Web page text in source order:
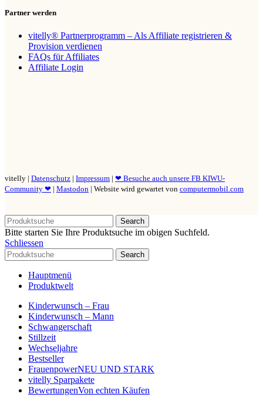
Partner werden
vitelly® Partnerprogramm – Als Affiliate registrieren &
Provision verdienen
FAQs für Affiliates
Affiliate Login
vitelly | Datenschutz | Impressum | ❤ Besuche auch unsere FB KIWU-
Community ❤ | Mastodon | Website wird gewartet von computermobil.com
Search
Bitte starten Sie Ihre Produktsuche im obigen Suchfeld.
Schliessen
Search
Hauptmenü
Produktwelt
Kinderwunsch – Frau
Kinderwunsch – Mann
Schwangerschaft
Stillzeit
Wechseljahre
Bestseller
FrauenpowerNEU UND STARK
vitelly Sparpakete
BewertungenVon echten Käufen